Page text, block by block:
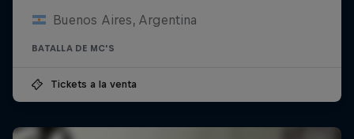
Buenos Aires, Argentina
BATALLA DE MC'S
Tickets a la venta